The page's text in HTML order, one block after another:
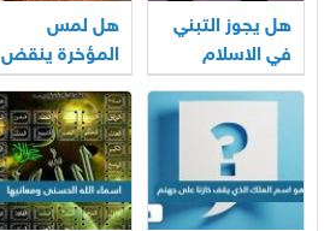
هل يجوز التبني
في الاسلام
هل لمس
المؤخرة ينقض
الوضوء